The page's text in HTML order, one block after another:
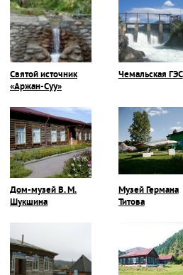
Святой источник
«Аржан-Суу»
Чемальская ГЭС
Дом-музей В. М.
Шукшина
Музей Германа
Титова